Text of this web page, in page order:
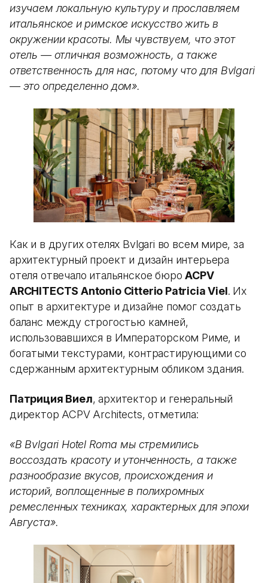
изучаем локальную культуру и прославляем
итальянское и римское искусство жить в
окружении красоты. Мы чувствуем, что этот
отель — отличная возможность, а также
ответственность для нас, потому что для Bvlgari
— это определенно дом».
Как и в других отелях Bvlgari во всем мире, за
архитектурный проект и дизайн интерьера
отеля отвечало итальянское бюроACPV
ARCHITECTS Antonio Citterio Patricia Viel. Их
опыт в архитектуре и дизайне помог создать
баланс между строгостью камней,
использовавшихся в Императорском Риме, и
богатыми текстурами, контрастирующими со
сдержанным архитектурным обликом здания.
Патриция Виел, архитектор и генеральный
директор ACPV Architects, отметила:
«В Bvlgari Hotel Roma мы стремились
воссоздать красоту и утонченность, а также
разнообразие вкусов, происхождения и
историй, воплощенные в полихромных
ремесленных техниках, характерных для эпохи
Августа».